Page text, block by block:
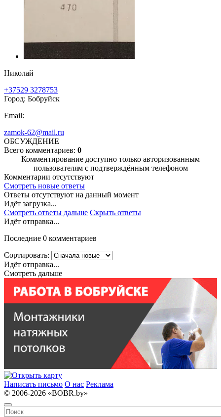
Николай
+37529 3278753
Город: Бобруйск
Email:
zamok-62@mail.ru
ОБСУЖДЕНИЕ
Всего комментариев: 0
Комментирование доступно только авторизованным
пользователям с подтверждённым телефоном
Комментарии отсутствуют
Смотреть новые ответы
Ответы отсутствуют на данный момент
Идёт загрузка...
Смотреть ответы дальше Скрыть ответы
Идёт отправка...
Последние 0 комментариев
Сортировать:
Идёт отправка...
Смотреть дальше
Написать письмо О нас Реклама
© 2006-2026 «BOBR.by»